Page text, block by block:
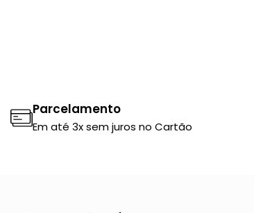
Parcelamento
Em até 3x sem juros no Cartão